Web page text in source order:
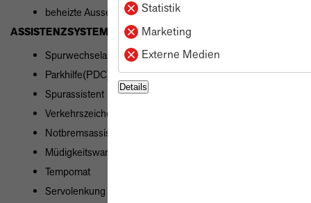
beheizte Aussenspiegel
ASSISTENZSYSTEME
Spurwechselassistent
Parkhilfe(PDC) vorne + hinten
Spurassistent
Verkehrszeichenerkennung
Notbremsassistent
Müdigkeitswarnsystem
Tempomat
Servolenkung
Statistik
Marketing
Externe Medien
Details